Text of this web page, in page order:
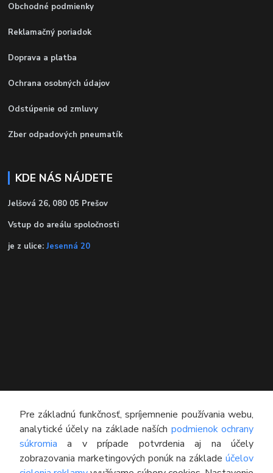
Obchodné podmienky
Reklamačný poriadok
Doprava a platba
Ochrana osobných údajov
Odstúpenie od zmluvy
Zber odpadových pneumatík
KDE NÁS NÁJDETE
Jelšová 26, 080 05 Prešov
Vstup do areálu spoločnosti
je z ulice: Jesenná 20
KONTAKT
Technický poradca
0948 609 608
(Po-Pia, 8:00-16:30)
Pre základnú funkčnosť, spríjemnenie používania webu,
analytické účely na základe naších podmienok ochrany
súkromia a v prípade potvrdenia aj na účely
zobrazovania marketingových ponúk na základeúčelov